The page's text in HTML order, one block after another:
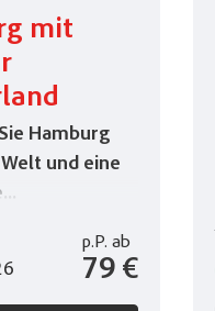
mit
Hamburg
und eine
p.P. ab
79 €